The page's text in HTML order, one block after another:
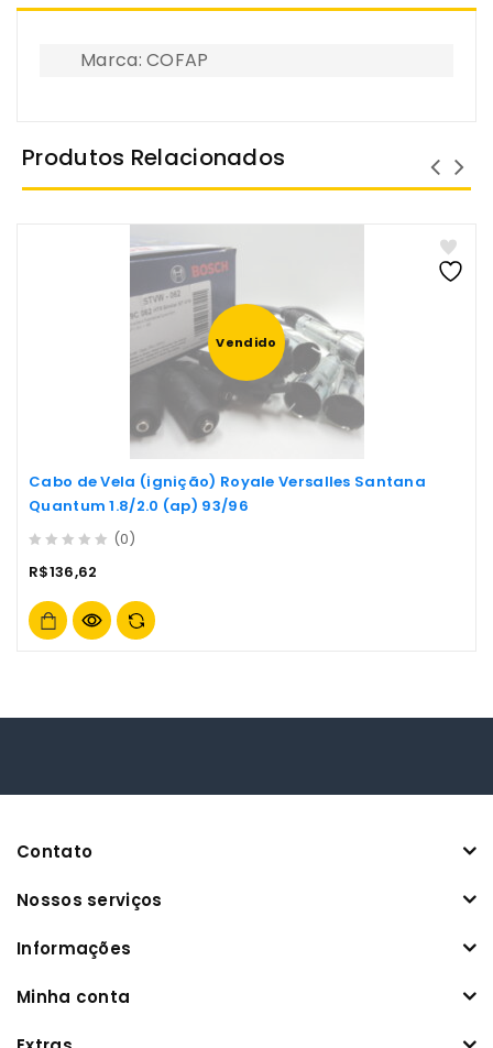
Marca: COFAP
Produtos Relacionados
Vendido
Cabo de Vela (ignição) Royale Versalles Santana
Quantum 1.8/2.0 (ap) 93/96
out
5
(0)
R$136,62
Contato
Nossos serviços
Informações
Minha conta